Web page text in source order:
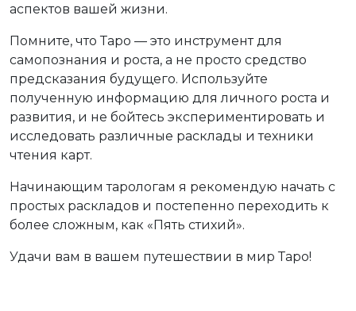
аспектов вашей жизни.
Помните, что Таро — это инструмент для
самопознания и роста, а не просто средство
предсказания будущего. Используйте
полученную информацию для личного роста и
развития, и не бойтесь экспериментировать и
исследовать различные расклады и техники
чтения карт.
Начинающим тарологам я рекомендую начать с
простых раскладов и постепенно переходить к
более сложным, как «Пять стихий».
Удачи вам в вашем путешествии в мир Таро!